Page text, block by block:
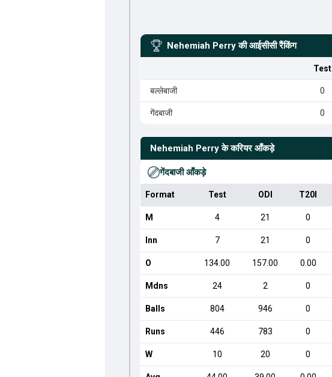
Nehemiah Perry की आईसीसी रैंकिंग
Test
बल्लेबाजी 0
गेंदबाजी 0
Nehemiah Perry के करियर आँकड़े
गेंदबाजी आँकड़े
Format Test ODI T20I
M 4 21 0
Inn 7 21 0
O 134.00 157.00 0.00
Mdns 24 2 0
Balls 804 946 0
Runs 446 783 0
W 10 20 0